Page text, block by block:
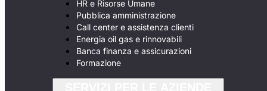
HR e Risorse Umane
Pubblica amministrazione
Call center e assistenza clienti
Energia oil gas e rinnovabili
Banca finanza e assicurazioni
Formazione